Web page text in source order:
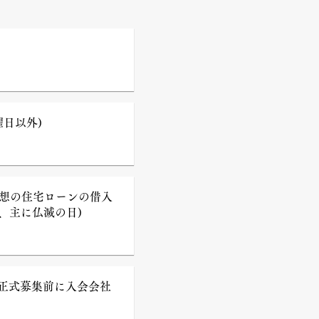
日以外)
の住宅ローンの借入
主に仏滅の日)
式募集前に入会会社